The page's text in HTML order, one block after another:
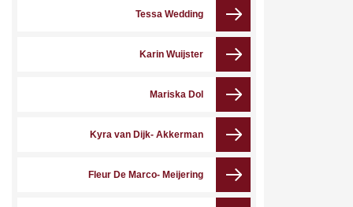
Tessa Wedding
Karin Wuijster
Mariska Dol
Kyra van Dijk- Akkerman
Fleur De Marco- Meijering